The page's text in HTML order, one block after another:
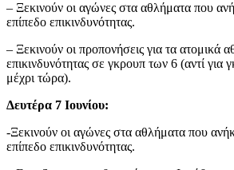
– Ξεκινούν οι αγώνες στα αθλήματα που
επίπεδο επικινδυνότητας.
– Ξεκινούν οι προπονήσεις για τα ατομικά
επικινδυνότητας σε γκρουπ των 6 (αντί για
μέχρι τώρα).
Δευτέρα 7 Ιουνίου:
-Ξεκινούν οι αγώνες στα αθλήματα που
επίπεδο επικινδυνότητας.